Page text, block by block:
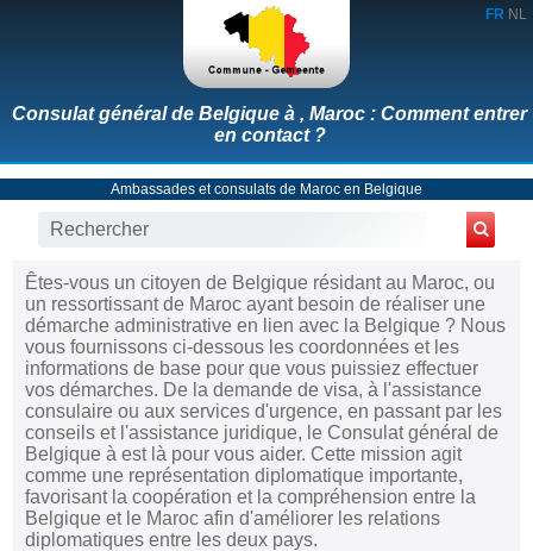
FR NL
Consulat général de Belgique à , Maroc : Comment entrer
en contact ?
Ambassades et consulats de Maroc en Belgique
Êtes-vous un citoyen de Belgique résidant au Maroc, ou
un ressortissant de Maroc ayant besoin de réaliser une
démarche administrative en lien avec la Belgique ? Nous
vous fournissons ci-dessous les coordonnées et les
informations de base pour que vous puissiez effectuer
vos démarches. De la demande de visa, à l'assistance
consulaire ou aux services d'urgence, en passant par les
conseils et l'assistance juridique, le Consulat général de
Belgique à est là pour vous aider. Cette mission agit
comme une représentation diplomatique importante,
favorisant la coopération et la compréhension entre la
Belgique et le Maroc afin d'améliorer les relations
diplomatiques entre les deux pays.